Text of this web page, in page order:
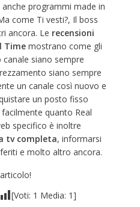
programmi made in
come Ti vesti?, Il boss
ancora. Le recensioni
Time mostrano come gli
siano sempre
siano sempre
un canale così nuovo e
un posto fisso
quanto Real
specifico è inoltre
tv completa, informarsi
e molto altro ancora.
[Voti: 1 Media: 1]